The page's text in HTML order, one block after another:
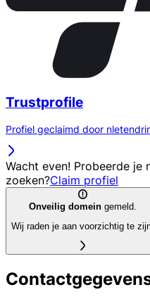
Trustprofile
Profiel geclaimd door
Wacht even! Probeerde
zoeken?Claim profiel
Onveilig domein gemeld.
Wij raden je aan voorzichtig te